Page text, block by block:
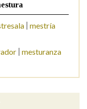
mestría
mesturanza